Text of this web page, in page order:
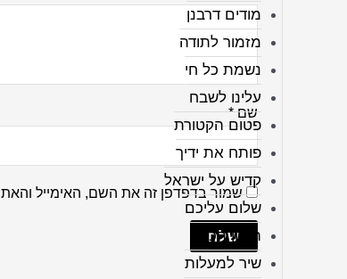
מודים דרבנן
מזמור לתודה
נשמת כל חי
עלינו לשבח
פטום הקטורת
פותח את ידיך
קדיש על ישראל
שלום עליכם
תיקון הכללי
שיר למעלות
שם*
שמור בדפדפן זה את השם, האימייל